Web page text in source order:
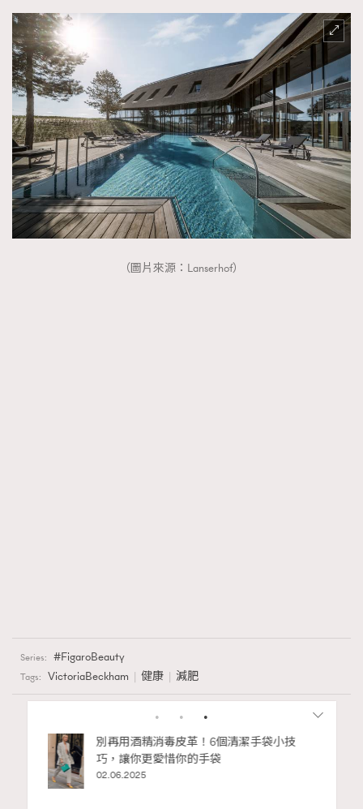
（圖片來源：Lanserhof）
Series: FigaroBeauty
Tags: VictoriaBeckham 健康 減肥